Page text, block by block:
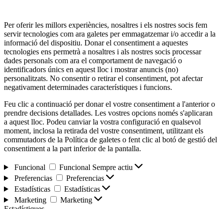
Per oferir les millors experiències, nosaltres i els nostres socis fem
servir tecnologies com ara galetes per emmagatzemar i/o accedir a la
informació del dispositiu. Donar el consentiment a aquestes
tecnologies ens permetrà a nosaltres i als nostres socis processar
dades personals com ara el comportament de navegació o
identificadors únics en aquest lloc i mostrar anuncis (no)
personalitzats. No consentir o retirar el consentiment, pot afectar
negativament determinades característiques i funcions.
Feu clic a continuació per donar el vostre consentiment a l'anterior o
prendre decisions detallades. Les vostres opcions només s'aplicaran
a aquest lloc. Podeu canviar la vostra configuració en qualsevol
moment, inclosa la retirada del vostre consentiment, utilitzant els
commutadors de la Política de galetes o fent clic al botó de gestió del
consentiment a la part inferior de la pantalla.
Funcional Funcional Sempre actiu
Preferencias
Preferencias
Estadísticas
Estadísticas
Marketing
Marketing